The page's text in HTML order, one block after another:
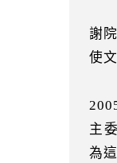
謝
使
主
為